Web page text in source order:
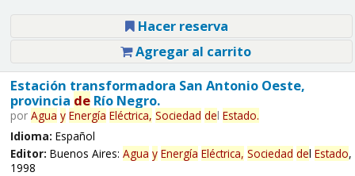
Hacer reserva
Agregar al carrito
Estación transformadora San Antonio Oeste,
provincia deRío Negro.
por Agua y Energía Eléctrica, Sociedad del Estado.
Idioma: Español
Editor: Buenos Aires: Agua y Energía Eléctrica, Sociedad del Estado,
1998